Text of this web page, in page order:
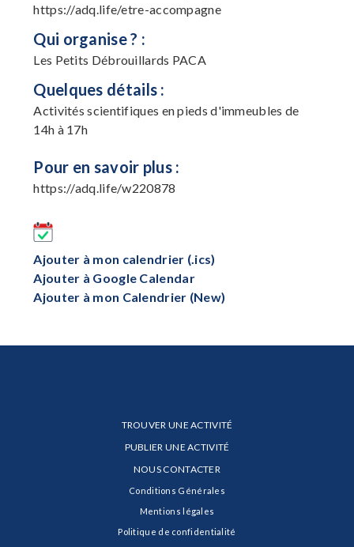
https://adq.life/etre-accompagne
Qui organise ? :
Les Petits Débrouillards PACA
Quelques détails :
Activités scientifiques en pieds d'immeubles de
14h à 17h
Pour en savoir plus :
https://adq.life/w220878
Ajouter à mon calendrier (.ics)
Ajouter à Google Calendar
Ajouter à mon Calendrier (New)
TROUVER UNE ACTIVITÉ
PUBLIER UNE ACTIVITÉ
NOUS CONTACTER
Conditions Générales
Mentions légales
Politique de confidentialité